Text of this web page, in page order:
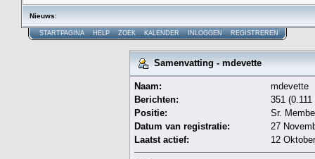
Nieuws:
STARTPAGINA HELP ZOEK KALENDER INLOGGEN REGISTREREN
Samenvatting - mdevette
Naam:
mdevette
Berichten:
351 (0.111
Positie:
Sr.
Datum van registratie:
27
Laatst actief:
12